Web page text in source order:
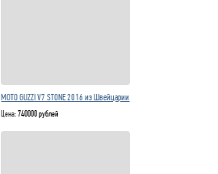
MOTO GUZZI V7 STONE 2016 из Швейцарии
Цена:740000 рублей